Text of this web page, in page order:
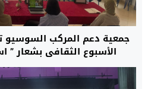
جمعية دعم المركب السوسيو
الأسبوع الثقافي بشعار ”